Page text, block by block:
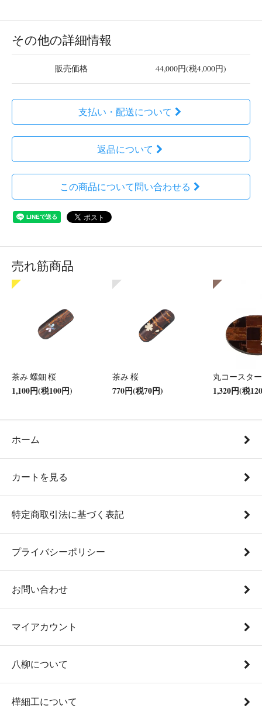
その他の詳細情報
販売価格 44,000円(税4,000円)
支払い・配送について
返品について
この商品について問い合わせる
売れ筋商品
茶み 螺鈿 桜
1,100円(税100円)
茶み 桜
770円(税70円)
丸コースタ
1,320円(税
ホーム
カートを見る
特定商取引法に基づく表記
プライバシーポリシー
お問い合わせ
マイアカウント
八柳について
樺細工について